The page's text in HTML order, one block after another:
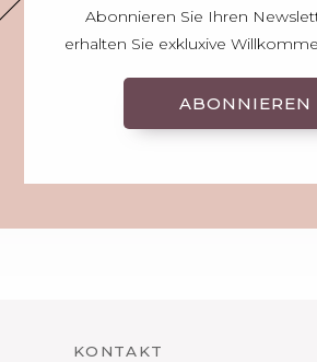
Abonnieren Sie Ihren
erhalten Sie exkluxive
ABONNIEREN
KONTAKT